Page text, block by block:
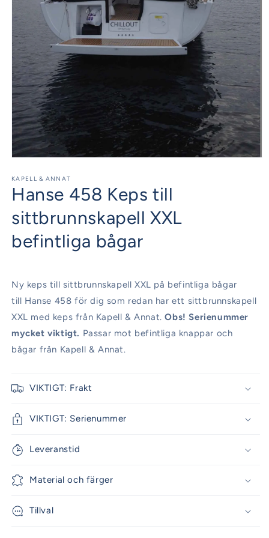
1
i
modalfönster
KAPELL & ANNAT
Hanse 458 Keps till
sittbrunnskapell XXL
befintliga bågar
Ny keps till sittbrunnskapell XXL på befintliga bågar
till Hanse 458 för dig som redan har ett sittbrunnskapell
XXL med keps från Kapell & Annat.Obs! Serienummer
mycket viktigt. Passar mot befintliga knappar och
bågar från Kapell & Annat.
VIKTIGT: Frakt
VIKTIGT: Serienummer
Leveranstid
Material och färger
Tillval